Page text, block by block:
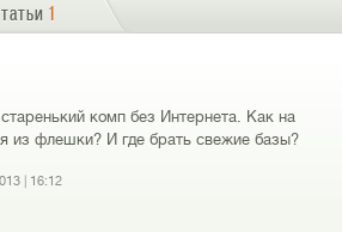
1
комп без Интернета. Как на
из флешки? И где брать свежие базы?
| 16:12